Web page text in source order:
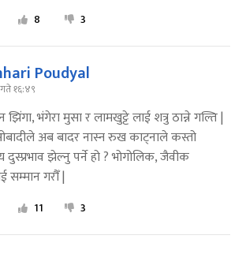
8 3
Poudyal
१६:४९
भंगेरा मुसा र लामखुट्टे लाई शत्रु ठान्ने गल्ति |
अब बादर नास्न रुख काट्नाले कस्तो
दुस्प्रभाव झेल्नु पर्ने हो ? भोगोलिक, जैवीक
सम्मान गरौँ |
11 3